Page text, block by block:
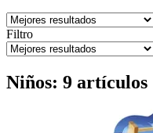
Filtro
Niños: 9 artículos